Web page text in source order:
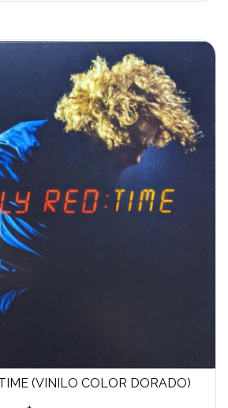
(VINILO COLOR DORADO)